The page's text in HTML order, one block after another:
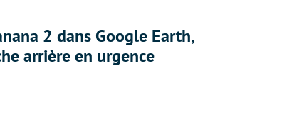
2 dans Google Earth,
arrière en urgence